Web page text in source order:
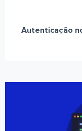
Autenticação